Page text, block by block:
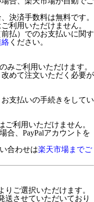
決済手数料は無料です。
利用いただけません。
払）でのお支払いに関す
絡 ください。
みご利用いただけます。
めて注文いただく必要が
支払いの手続きをしてい
利用いただけません。
合、PayPalアカウントを
合わせは楽天市場までご
ご選択いただけます。
送させていただいており